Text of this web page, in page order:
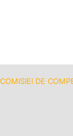
DE